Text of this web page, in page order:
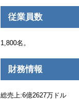
従業員数
1,800名。
財務情報
総売上:6億2627万ドル